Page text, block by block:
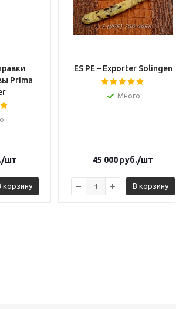
Prima
/шт
корзину
ES PE – Exporter Solingen
Много
45 000 руб./шт
В корзину